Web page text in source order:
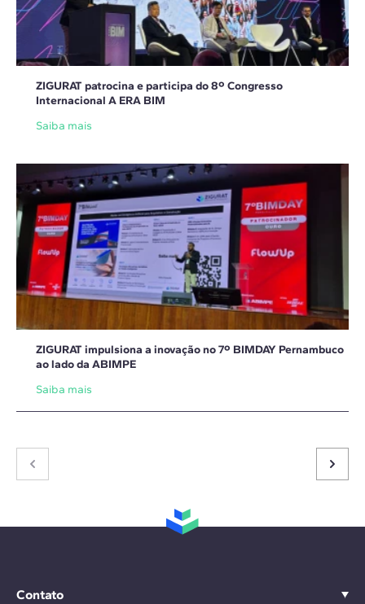
ZIGURAT patrocina e participa do 8º Congresso
Internacional A ERA BIM
Saiba mais
ZIGURAT impulsiona a inovação no 7º BIMDAY Pernambuco
ao lado da ABIMPE
Saiba mais
Contato